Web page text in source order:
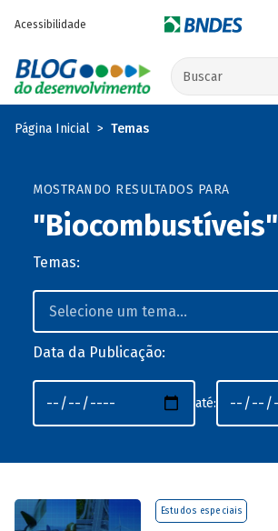
Acessibilidade
Buscar no site
Página Inicial Temas
MOSTRANDO RESULTADOS PARA
"Biocombustíveis"
Temas:
Data da Publicação:
até:
Estudos especiais